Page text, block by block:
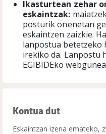
Ikasturtean zehar
eskaintzak:
posturik onenetan
eskaintzen zaizkie.
lanpostua betetzeko
irekiko da.
EGIBIDEko
Kontua dut
Eskaintzan izena emateko,